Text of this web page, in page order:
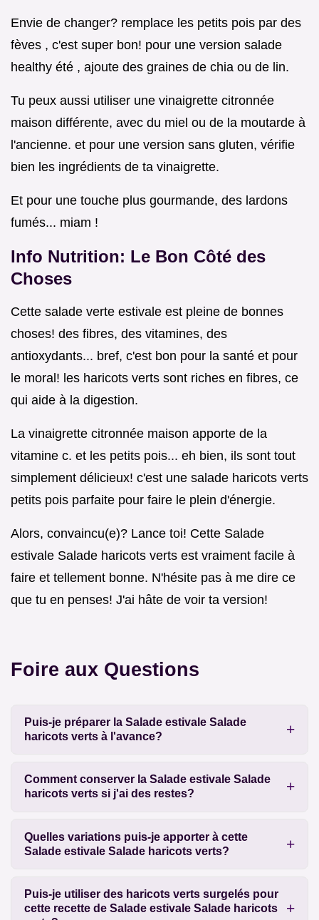
Envie de changer? remplace les petits pois par des
fèves , c'est super bon! pour une version salade
healthy été , ajoute des graines de chia ou de lin.
Tu peux aussi utiliser une vinaigrette citronnée
maison différente, avec du miel ou de la moutarde à
l'ancienne. et pour une version sans gluten, vérifie
bien les ingrédients de ta vinaigrette.
Et pour une touche plus gourmande, des lardons
fumés... miam !
Info Nutrition: Le Bon Côté des
Choses
Cette salade verte estivale est pleine de bonnes
choses! des fibres, des vitamines, des
antioxydants... bref, c'est bon pour la santé et pour
le moral! les haricots verts sont riches en fibres, ce
qui aide à la digestion.
La vinaigrette citronnée maison apporte de la
vitamine c. et les petits pois... eh bien, ils sont tout
simplement délicieux! c'est une salade haricots verts
petits pois parfaite pour faire le plein d'énergie.
Alors, convaincu(e)? Lance toi! Cette Salade
estivale Salade haricots verts est vraiment facile à
faire et tellement bonne. N'hésite pas à me dire ce
que tu en penses! J'ai hâte de voir ta version!
Foire aux Questions
Puis-je préparer la Salade estivale Salade
haricots verts à l'avance?
Comment conserver la Salade estivale Salade
haricots verts si j'ai des restes?
Quelles variations puis-je apporter à cette
Salade estivale Salade haricots verts?
Puis-je utiliser des haricots verts surgelés pour
cette recette de Salade estivale Salade haricots